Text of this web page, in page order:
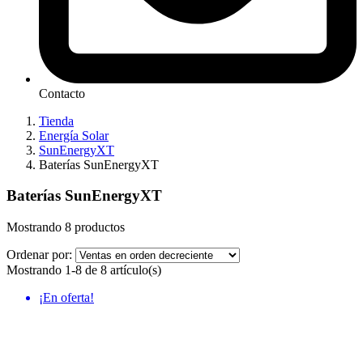
Contacto
Tienda
Energía Solar
SunEnergyXT
Baterías SunEnergyXT
Baterías SunEnergyXT
Mostrando 8 productos
Ordenar por:
Mostrando 1-8 de 8 artículo(s)
¡En oferta!